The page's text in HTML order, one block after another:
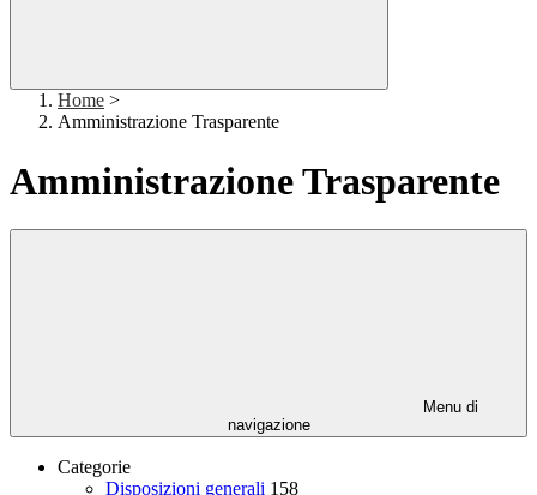
Home >
Amministrazione Trasparente
Amministrazione Trasparente
Menu di
navigazione
Categorie
Disposizioni generali 158